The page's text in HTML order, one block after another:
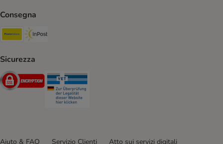
Consegna
Poste Italiane. Shipping Method
Sicurezza
Security
Aiuto & FAQ Servizio Clienti
Atto sui servizi digitali